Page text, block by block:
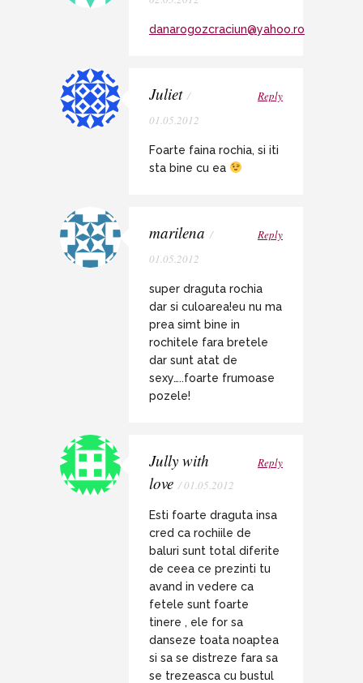
danarogozcraciun@yahoo.ro
Juliet /
01.05.2012
Reply
Foarte faina rochia, si iti
sta bine cu ea
marilena /
01.05.2012
Reply
super draguta rochia
dar si culoarea!eu nu ma
prea simt bine in
rochitele fara bretele
dar sunt atat de
sexy…..foarte frumoase
pozele!
Jully with
love / 01.05.2012
Reply
Esti foarte draguta insa
cred ca rochiile de
baluri sunt total diferite
de ceea ce prezinti tu
avand in vedere ca
fetele sunt foarte
tinere , ele for sa
danseze toata noaptea
si sa se distreze fara sa
se trezeasca cu bustul